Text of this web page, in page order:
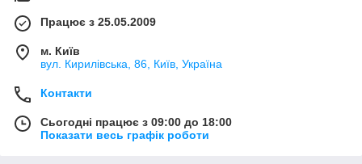
Працює з 25.05.2009
м. Київ
вул. Кирилівська, 86, Київ, Україна
Контакти
Сьогодні працює з 09:00 до 18:00
Показати весь графік роботи